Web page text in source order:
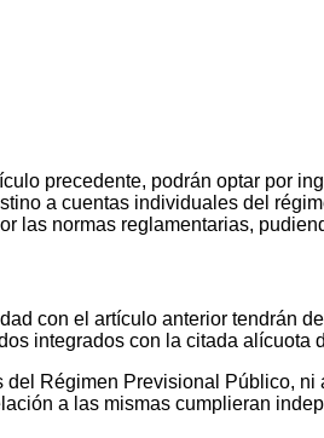
precedente, podrán optar por
a cuentas individuales del
las normas reglamentarias,
con el artículo anterior tendrán
integrados con la citada alícuota
Régimen Previsional Público,
a las mismas cumplieran